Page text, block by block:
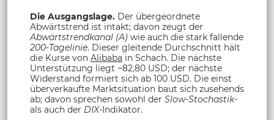
Die Ausgangslage. Der übergeordnete
Abwärtstrend ist intakt; davon zeugt der
Abwärtstrendkanal (A) wie auch die stark fallende
200-Tagelinie. Dieser gleitende Durchschnitt hält
die Kurse von Alibaba in Schach. Die nächste
Unterstützung liegt ~82,80 USD; der nächste
Widerstand formiert sich ab 100 USD. Die einst
überverkaufte Marktsituation baut sich zusehends
ab; davon sprechen sowohl der Slow-Stochastik-
als auch der DIX-Indikator.